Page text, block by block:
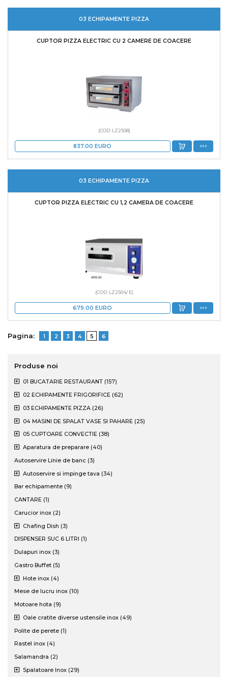
03 ECHIPAMENTE PIZZA
CUPTOR PIZZA ELECTRIC CU 2 CAMERE DE COACERE
(COD: LZ2508)
837.00 EURO
03 ECHIPAMENTE PIZZA
CUPTOR PIZZA ELECTRIC CU 1,2 CAMERA DE COACERE
(COD: LZ2504/ E)
679.00 EURO
Pagina: 1 2 3 4 5 6
Produse noi
01 BUCATARIE RESTAURANT (157)
02 ECHIPAMENTE FRIGORIFICE (62)
03 ECHIPAMENTE PIZZA (26)
04 MASINI DE SPALAT VASE SI PAHARE (25)
05 CUPTOARE CONVECTIE (38)
Aparatura de preparare (40)
Autoservire Linie de banc (3)
Autoservire si impinge tava (34)
Bar echipamente (9)
CANTARE (1)
Carucior inox (2)
Chafing Dish (3)
DISPENSER SUC 6 LITRI (1)
Dulapuri inox (3)
Gastro Buffet (5)
Hote inox (4)
Mese de lucru inox (10)
Motoare hota (9)
Oale cratite diverse ustensile inox (49)
Polite de perete (1)
Rastel inox (4)
Salamandra (2)
Spalatoare Inox (29)